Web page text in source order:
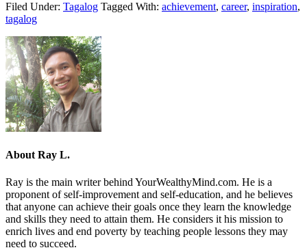
Filed Under: Tagalog Tagged With: achievement, career, inspiration,
tagalog
About Ray L.
Ray is the main writer behind YourWealthyMind.com. He is a
proponent of self-improvement and self-education, and he believes
that anyone can achieve their goals once they learn the knowledge
and skills they need to attain them. He considers it his mission to
enrich lives and end poverty by teaching people lessons they may
need to succeed.